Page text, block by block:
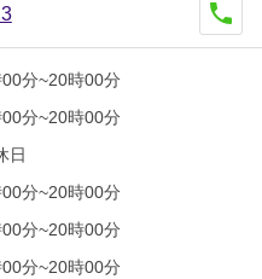
分~20時00分
分~20時00分
日
分~20時00分
分~20時00分
分~20時00分